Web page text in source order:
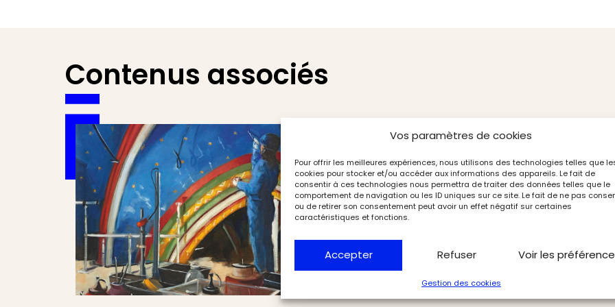
Vos paramètres de cookies
Pour offrir les meilleures expériences, nous utilisons des technologies telles que
cookies pour stocker et/ou accéder aux informations des appareils. Le fait de
consentir à ces technologies nous permettra de traiter des données telles que le
comportement de navigation ou les ID uniques sur ce site. Le fait de ne pas
ou de retirer son consentement peut avoir un effet négatif sur certaines
caractéristiques et fonctions.
Accepter Refuser Voir les
Gestion des cookies
Contenus associés